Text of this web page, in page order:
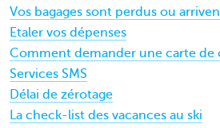
Vos bagages sont perdus ou
Etaler vos dépenses
Comment demander une carte de
Services SMS
Délai de zérotage
La check-list des vacances au ski